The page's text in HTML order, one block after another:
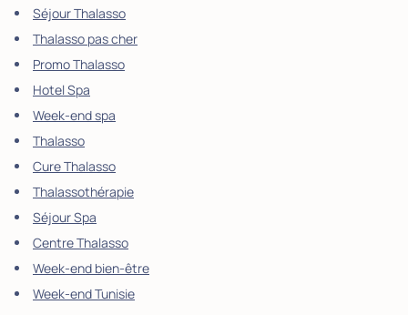
Séjour Thalasso
Thalasso pas cher
Promo Thalasso
Hotel Spa
Week-end spa
Thalasso
Cure Thalasso
Thalassothérapie
Séjour Spa
Centre Thalasso
Week-end bien-être
Week-end Tunisie